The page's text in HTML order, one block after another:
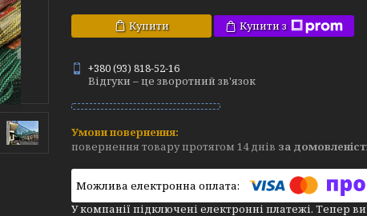
Купити Купити з
+380 (93) 818-52-16
Відгуки – це зворотний зв'язок
повернення товару протягом 14 днів за
У компанії підключені електронні платежі. Тепер